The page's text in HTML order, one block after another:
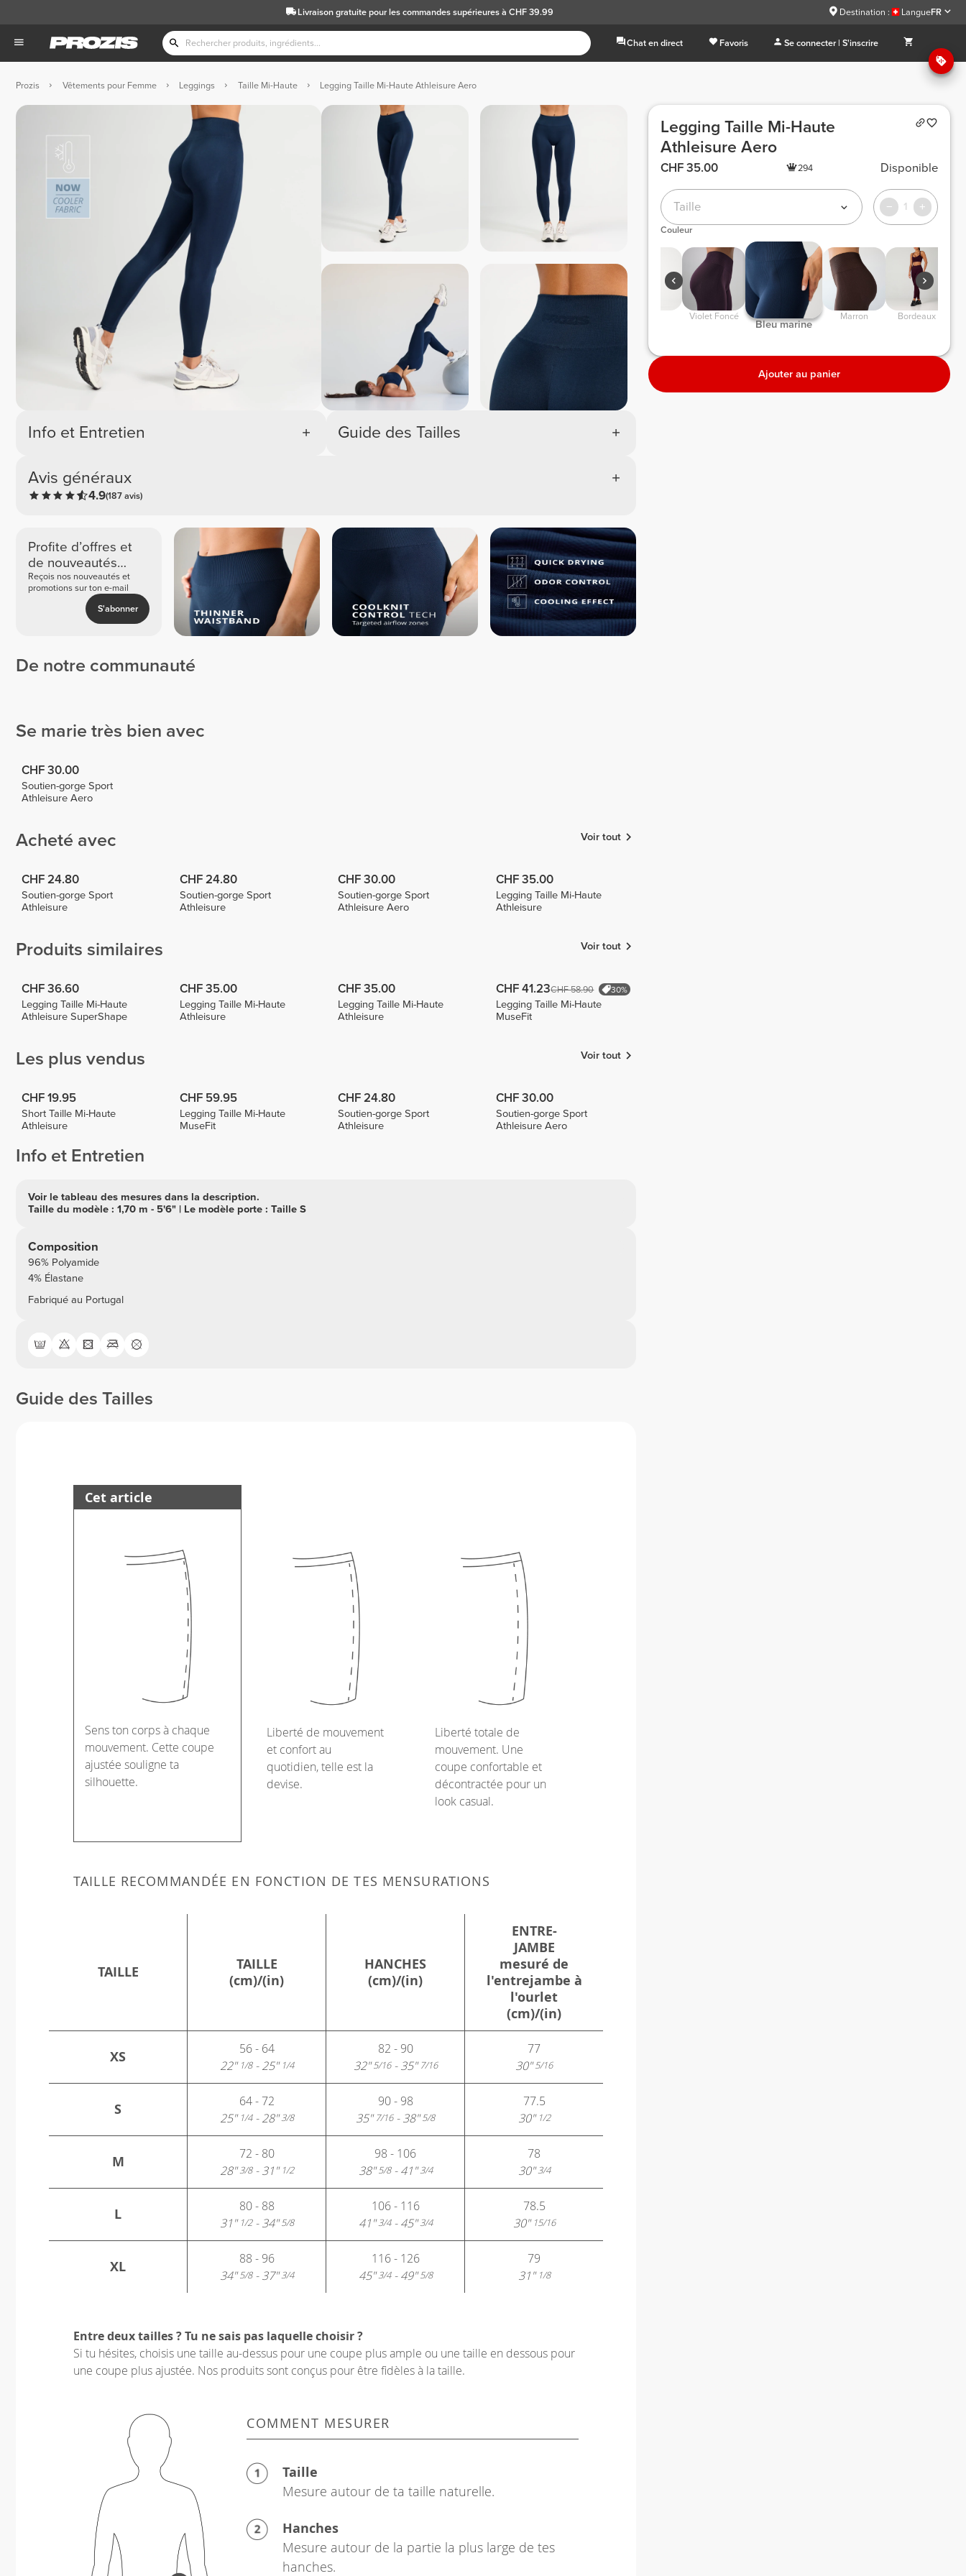
Livraison gratuitepour les commandes supérieures à CHF 39.99 Destination : LangueFR
Chat en direct Favoris Se connecter | S'inscrire
Prozis Vêtements pour Femme Leggings Taille Mi-Haute Legging Taille Mi-Haute Athleisure Aero
Info et Entretien
Avis généraux
4.9(187 avis)
Guide des Tailles
Profite d’offres et
de nouveautés
exclusives
Reçois nos nouveautés et
promotions sur ton e-mail
S'abonner
De notre communauté
Se marie très bien avec
CHF 30.00
Soutien-gorge Sport
Athleisure Aero
Acheté avec Voir tout
CHF 24.80
Soutien-gorge Sport
Athleisure
CHF 24.80
Soutien-gorge Sport
Athleisure
CHF 30.00
Soutien-gorge Sport
Athleisure Aero
CHF 35.00
Legging Taille Mi-Haute
Athleisure
Produits similaires Voir tout
CHF 36.60
Legging Taille Mi-Haute
Athleisure SuperShape
CHF 35.00
Legging Taille Mi-Haute
Athleisure
CHF 35.00
Legging Taille Mi-Haute
Athleisure
CHF 41.23CHF 58.90 30%
Legging Taille Mi-Haute
MuseFit
Les plus vendus Voir tout
CHF 19.95
Short Taille Mi-Haute
Athleisure
CHF 59.95
Legging Taille Mi-Haute
MuseFit
CHF 24.80
Soutien-gorge Sport
Athleisure
CHF 30.00
Soutien-gorge Sport
Athleisure Aero
Info et Entretien
Voir le tableau des mesures dans la description.
Taille du modèle : 1,70 m - 5'6" | Le modèle porte : Taille S
Composition
96% Polyamide
4% Élastane
Fabriqué au Portugal
Guide des Tailles
Cet article
Sens ton corps à chaque
mouvement. Cette coupe
ajustée souligne ta
silhouette.
Liberté de mouvement
et confort au
quotidien, telle est la
devise.
Liberté totale de
mouvement. Une
coupe confortable et
décontractée pour un
look casual.
TAILLE RECOMMANDÉE EN FONCTION DE TES MENSURATIONS
TAILLE
TAILLE
(cm)/(in)
HANCHES
(cm)/(in)
ENTRE-
JAMBE
mesuré de
l'entrejambe à
l'ourlet
(cm)/(in)
XS
56 - 64
22"1/8- 25"1/4
82 - 90
32"5/16- 35"7/16
77
30"5/16
S
64 - 72
25"1/4- 28"3/8
90 - 98
35"7/16- 38"5/8
77.5
30"1/2
M
72 - 80
28"3/8- 31"1/2
98 - 106
38"5/8- 41"3/4
78
30"3/4
L
80 - 88
31"1/2- 34"5/8
106 - 116
41"3/4- 45"3/4
78.5
30"15/16
XL
88 - 96
34"5/8- 37"3/4
116 - 126
45"3/4- 49"5/8
79
31"1/8
Entre deux tailles ? Tu ne sais pas laquelle choisir ?
Si tu hésites, choisis une taille au-dessus pour une coupe plus ample ou une taille en dessous pour
une coupe plus ajustée. Nos produits sont conçus pour être fidèles à la taille.
COMMENT MESURER
Taille
Mesure autour de ta taille naturelle.
Hanches
Mesure autour de la partie la plus large de tes
hanches.
Legging Taille Mi-Haute
Athleisure Aero
CHF 35.00 294 Disponible
Taille 1
Couleur
Violet Foncé
Bleu marine
Marron Bordeaux
Ajouter au panier